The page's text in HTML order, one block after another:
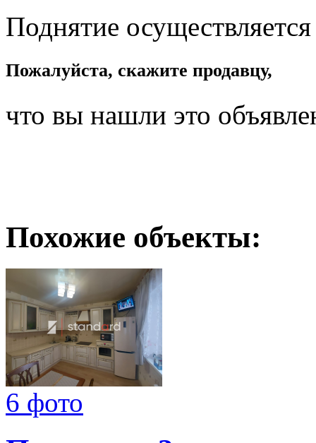
Поднятие
Пожалуйста, скажите продавцу,
что вы нашли это
Похожие объекты:
6 фото